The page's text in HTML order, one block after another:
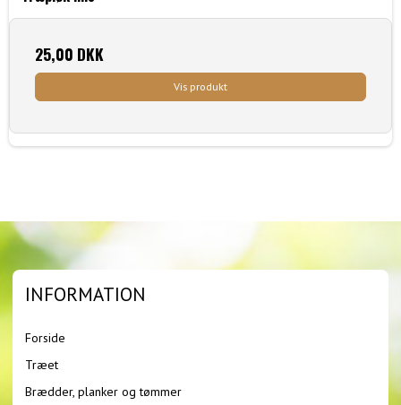
25,00 DKK
Vis produkt
INFORMATION
Forside
Træet
Brædder, planker og tømmer